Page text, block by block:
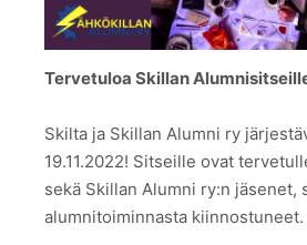
Tervetuloa Skillan
Skilta ja Skillan Alumni ry
19.11.2022! Sitseille ovat
sekä Skillan Alumni ry:n jäsenet,
alumnitoiminnasta kiinnostuneet.